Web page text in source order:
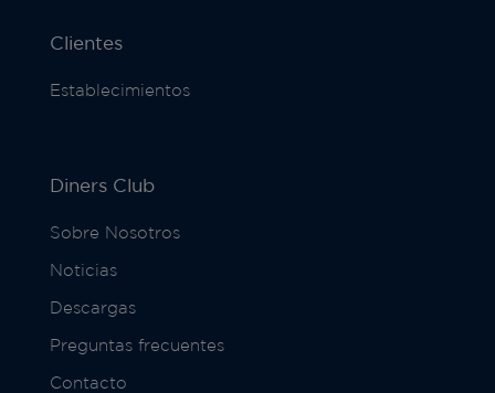
Clientes
Establecimientos
Diners Club
Sobre Nosotros
Noticias
Descargas
Preguntas frecuentes
Contacto